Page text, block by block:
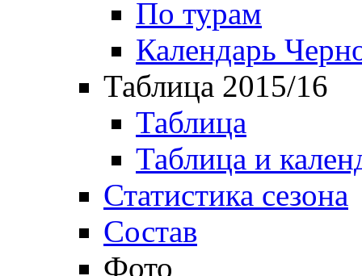
По турам
Календарь
Таблица 2015/16
Таблица
Таблица и
Статистика сезона
Состав
Фото